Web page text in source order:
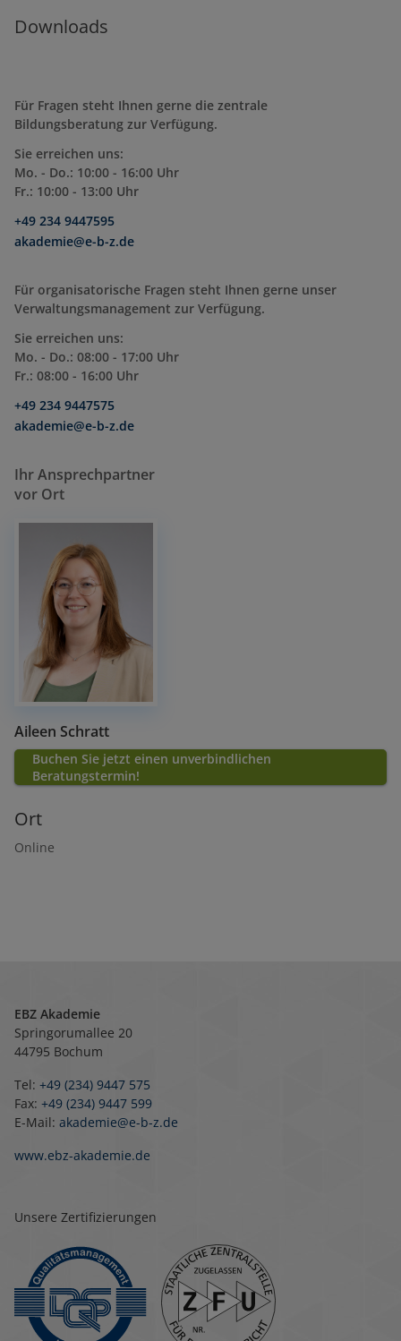
Downloads
Für Fragen steht Ihnen gerne die zentrale
Bildungsberatung zur Verfügung.
Sie erreichen uns:
Mo. - Do.: 10:00 - 16:00 Uhr
Fr.: 10:00 - 13:00 Uhr
+49 234 9447595
akademie@e-b-z.de
Für organisatorische Fragen steht Ihnen gerne unser
Verwaltungsmanagement zur Verfügung.
Sie erreichen uns:
Mo. - Do.: 08:00 - 17:00 Uhr
Fr.: 08:00 - 16:00 Uhr
+49 234 9447575
akademie@e-b-z.de
Ihr Ansprechpartner
vor Ort
Aileen Schratt
Buchen Sie jetzt einen unverbindlichen
Beratungstermin!
Ort
Online
EBZ Akademie
Springorumallee 20
44795 Bochum
Tel: +49 (234) 9447 575
Fax: +49 (234) 9447 599
E-Mail: akademie@e-b-z.de
www.ebz-akademie.de
Unsere Zertifizierungen